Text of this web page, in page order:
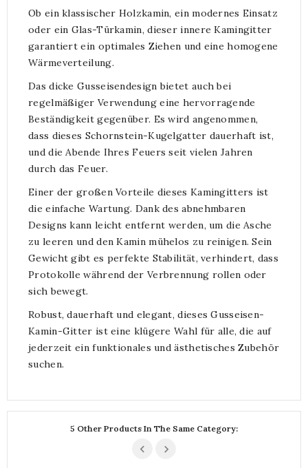
Ob ein klassischer Holzkamin, ein modernes Einsatz
oder ein Glas-Türkamin, dieser innere Kamingitter
garantiert ein optimales Ziehen und eine homogene
Wärmeverteilung.
Das dicke Gusseisendesign bietet auch bei
regelmäßiger Verwendung eine hervorragende
Beständigkeit gegenüber. Es wird angenommen,
dass dieses Schornstein-Kugelgatter dauerhaft ist,
und die Abende Ihres Feuers seit vielen Jahren
durch das Feuer.
Einer der großen Vorteile dieses Kamingitters ist
die einfache Wartung. Dank des abnehmbaren
Designs kann leicht entfernt werden, um die Asche
zu leeren und den Kamin mühelos zu reinigen. Sein
Gewicht gibt es perfekte Stabilität, verhindert, dass
Protokolle während der Verbrennung rollen oder
sich bewegt.
Robust, dauerhaft und elegant, dieses Gusseisen-
Kamin-Gitter ist eine klügere Wahl für alle, die auf
jederzeit ein funktionales und ästhetisches Zubehör
suchen.
5 Other Products In The Same Category: